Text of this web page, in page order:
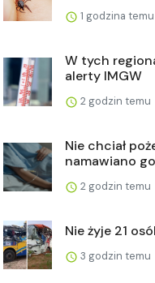
1 godzina temu
W tych
alerty IMGW
2 godzin temu
Nie chciał
namawiano
2 godzin temu
Nie żyje 21
3 godzin temu